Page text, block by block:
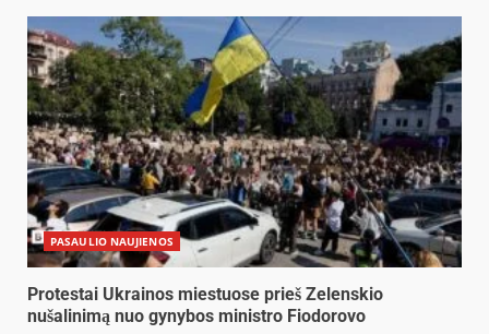
PASAULIO NAUJIENOS
Protestai Ukrainos miestuose prieš Zelenskio
nušalinimą nuo gynybos ministro Fiodorovo